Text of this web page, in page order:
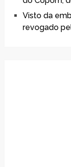
Visto da
revogado